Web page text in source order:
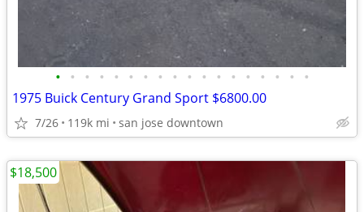
• • • • • • • • • • • • • • • • • •
1975 Buick Century Grand Sport $6800.00
7/26 119k mi san jose downtown
$18,500